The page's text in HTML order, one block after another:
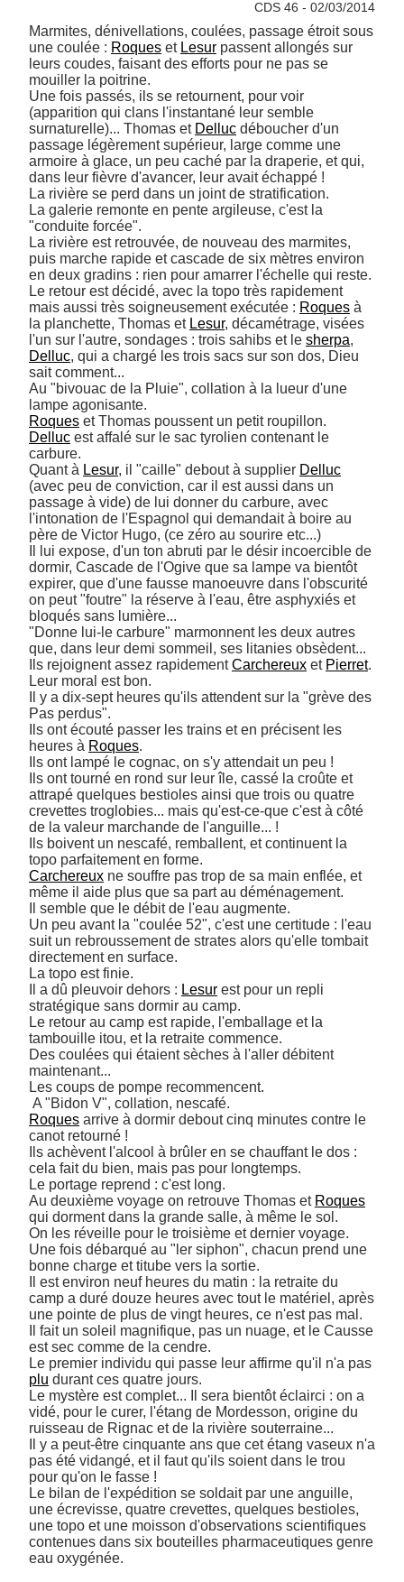
CDS 46 - 02/03/2014
Marmites, dénivellations, coulées, passage étroit sous
une coulée : Roques et Lesur passent allongés sur
leurs coudes, faisant des efforts pour ne pas se
mouiller la poitrine.
Une fois passés, ils se retournent, pour voir
(apparition qui clans l'instantané leur semble
surnaturelle)... Thomas et Delluc déboucher d'un
passage légèrement supérieur, large comme une
armoire à glace, un peu caché par la draperie, et qui,
dans leur fièvre d'avancer, leur avait échappé !
La rivière se perd dans un joint de stratification.
La galerie remonte en pente argileuse, c'est la
"conduite forcée".
La rivière est retrouvée, de nouveau des marmites,
puis marche rapide et cascade de six mètres environ
en deux gradins : rien pour amarrer l'échelle qui reste.
Le retour est décidé, avec la topo très rapidement
mais aussi très soigneusement exécutée : Roques à
la planchette, Thomas et Lesur, décamétrage, visées
l'un sur l'autre, sondages : trois sahibs et le sherpa
Delluc, qui a chargé les trois sacs sur son dos, Dieu
sait comment...
Au "bivouac de la Pluie", collation à la lueur d'une
Roques
Delluc est affalé sur le sac tyrolien contenant le
carbure.
Quant à Lesur, il "caille" debout à supplier Delluc
(avec peu de conviction, car il est aussi dans un
passage à vide) de lui donner du carbure, avec
l'intonation de l'Espagnol qui demandait à boire au
père de Victor Hugo, (ce zéro au sourire etc...)
Il lui expose, d'un ton abruti par le désir incoercible de
dormir, Cascade de l'Ogive que sa lampe va bientôt
expirer, que d'une fausse manoeuvre dans l'obscurité
on peut "foutre" la réserve à l'eau, être asphyxiés et
bloqués sans lumière...
"Donne lui-le carbure" marmonnent les deux autres
que, dans leur demi sommeil, ses litanies obsèdent...
Ils rejoignent assez rapidement Carchereux et Pierret.
Leur moral est bon.
Il y a dix-sept heures qu'ils attendent sur la "grève des
Pas perdus".
Ils ont écouté passer les trains et en précisent les
heures à Roques.
Ils ont lampé le cognac, on s'y attendait un peu !
Ils ont tourné en rond sur leur île, cassé la croûte et
attrapé quelques bestioles ainsi que trois ou quatre
crevettes troglobies... mais qu'est-ce-que c'est à côté
de la valeur marchande de l'anguille... !
Ils boivent un nescafé, remballent, et continuent la
Carchereux ne souffre pas trop de sa main enflée, et
même il aide plus que sa part au déménagement.
Il semble que le débit de l'eau augmente.
Un peu avant la "coulée 52", c'est une certitude : l'eau
suit un rebroussement de strates alors qu'elle tombait
directement en surface.
La topo est finie.
Il a dû pleuvoir dehors : Lesur est pour un repli
stratégique sans dormir au camp.
Le retour au camp est rapide, l'emballage et la
tambouille itou, et la retraite commence.
Des coulées qui étaient sèches à l'aller débitent
maintenant...
Les coups de pompe recommencent.
Roques arrive à dormir debout cinq minutes contre le
canot retourné !
Ils achèvent l'alcool à brûler en se chauffant le dos :
cela fait du bien, mais pas pour longtemps.
Le portage reprend : c'est long.
Au deuxième voyage on retrouve Thomas et Roques
qui dorment dans la grande salle, à même le sol.
On les réveille pour le troisième et dernier voyage.
Une fois débarqué au "ler siphon", chacun prend une
bonne charge et titube vers la sortie.
Il est environ neuf heures du matin : la retraite du
camp a duré douze heures avec tout le matériel, après
une pointe de plus de vingt heures, ce n'est pas mal.
Il fait un soleil magnifique, pas un nuage, et le Causse
est sec comme de la cendre.
plu durant ces quatre jours.
Le mystère est complet... Il sera bientôt éclairci : on a
vidé, pour le curer, l'étang de Mordesson, origine du
ruisseau de Rignac et de la rivière souterraine...
Il y a peut-être cinquante ans que cet étang vaseux n'a
pas été vidangé, et il faut qu'ils soient dans le trou
pour qu'on le fasse !
Le bilan de l'expédition se soldait par une anguille,
une écrevisse, quatre crevettes, quelques bestioles,
une topo et une moisson d'observations scientifiques
contenues dans six bouteilles pharmaceutiques genre
eau oxygénée.